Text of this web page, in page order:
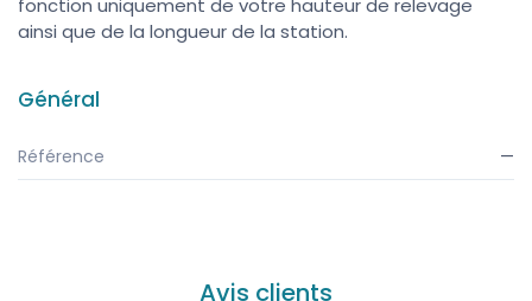
fonction uniquement de votre hauteur de relevage
ainsi que de la longueur de la station.
Général
Référence —
Avis clients